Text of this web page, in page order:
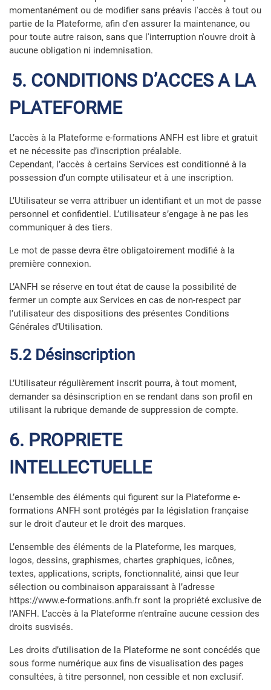
momentanément ou de modifier sans préavis l'accès à tout ou
partie de la Plateforme, afin d'en assurer la maintenance, ou
pour toute autre raison, sans que l'interruption n'ouvre droit à
aucune obligation ni indemnisation.
5. CONDITIONS D’ACCES A LA
PLATEFORME
L’accès à la Plateforme e-formations ANFH est libre et gratuit
et ne nécessite pas d’inscription préalable.
Cependant, l’accès à certains Services est conditionné à la
possession d’un compte utilisateur et à une inscription.
L’Utilisateur se verra attribuer un identifiant et un mot de passe
personnel et confidentiel. L’utilisateur s’engage à ne pas les
communiquer à des tiers.
Le mot de passe devra être obligatoirement modifié à la
première connexion.
L’ANFH se réserve en tout état de cause la possibilité de
fermer un compte aux Services en cas de non-respect par
l’utilisateur des dispositions des présentes Conditions
Générales d’Utilisation.
5.2 Désinscription
L’Utilisateur régulièrement inscrit pourra, à tout moment,
demander sa désinscription en se rendant dans son profil en
utilisant la rubrique demande de suppression de compte.
6. PROPRIETE
INTELLECTUELLE
L’ensemble des éléments qui figurent sur la Plateforme e-
formations ANFH sont protégés par la législation française
sur le droit d'auteur et le droit des marques.
L’ensemble des éléments de la Plateforme, les marques,
logos, dessins, graphismes, chartes graphiques, icônes,
textes, applications, scripts, fonctionnalité, ainsi que leur
sélection ou combinaison apparaissant à l’adresse
https://www.e-formations.anfh.fr sont la propriété exclusive de
l’ANFH. L’accès à la Plateforme n’entraîne aucune cession des
droits susvisés.
Les droits d’utilisation de la Plateforme ne sont concédés que
sous forme numérique aux fins de visualisation des pages
consultées, à titre personnel, non cessible et non exclusif.